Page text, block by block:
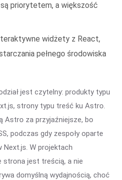
priorytetem, a większość
widżety z React,
pełnego środowiska
jest czytelny: produkty typu
strony typu treść ku Astro.
Astro za przyjaźniejsze, bo
podczas gdy zespoły oparte
Next.js. W projektach
strona jest treścią, a nie
domyślną wydajnością, choć